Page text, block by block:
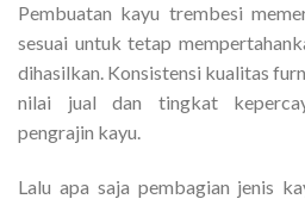
Pembuatan kayu trembesi
sesuai untuk tetap
dihasilkan. Konsistensi kualitas
nilai jual dan tingkat
pengrajin kayu.
Lalu apa saja pembagian jenis